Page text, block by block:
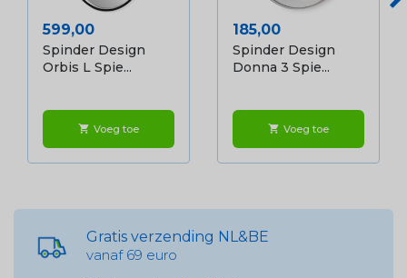
Prijs
599,00
Spinder Design
Orbis L Spie...
shopping_cart Voeg toe
Prijs
185,00
Spinder Design
Donna 3 Spie...
shopping_cart Voeg toe
Gratis verzending NL&BE
vanaf 69 euro